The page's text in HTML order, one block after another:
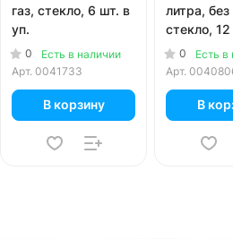
газ, стекло, 6 шт. в
уп.
0
Есть в наличии
Арт. 0041733
В корзину
литра, без
стекло,
0
Есть в
Арт.
В